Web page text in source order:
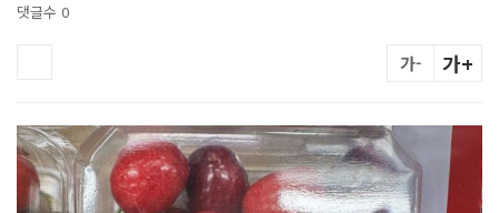
댓글수 0
가- 가+